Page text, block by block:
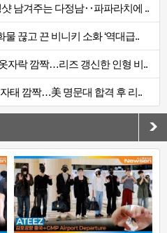
남겨주는 다정남‥파파라치에 ..
끊고 끈 비니키 소화 ‘역대급..
자락 깜짝…리즈 갱신한 인형 비..
태 깜짝…美 명문대 합격 후 리..